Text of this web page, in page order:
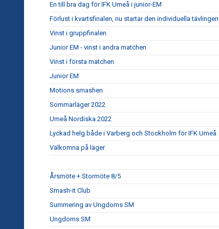
En till bra dag för IFK Umeå i junior-EM
Förlust i kvartsfinalen, nu startar den individuella tävlingen
Vinst i gruppfinalen
Junior EM - vinst i andra matchen
Vinst i första matchen
Junior EM
Motions smashen
Sommarläger 2022
Umeå Nordiska 2022
Lyckad helg både i Varberg och Stockholm för IFK Umeå
Välkomna på läger
Årsmöte + Stormöte 8/5
Smash-it Club
Summering av Ungdoms SM
Ungdoms SM